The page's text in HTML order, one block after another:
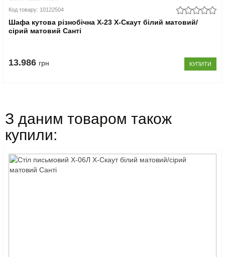
Код товару: 10122504
Шафа кутова різнобічна Х-23 X-Скаут білий матовий/
сірий матовий Санті
13.986 грн КУПИТИ
З даним товаром також
купили: